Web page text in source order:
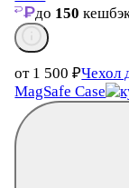
до 150
от 1 500₽Чехол
MagSafe Case